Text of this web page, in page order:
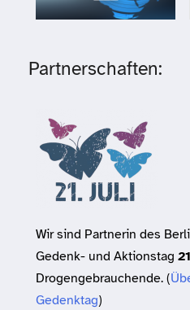
Partnerschaften:
Wir sind Partnerin des
Gedenk- und Aktionstag
Drogengebrauchende. (
Gedenktag)